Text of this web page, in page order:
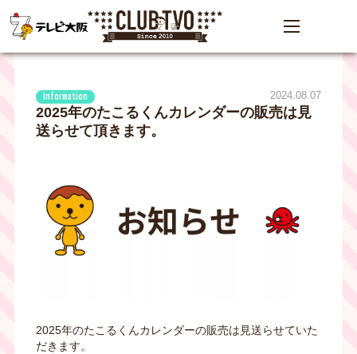
Information 2024.08.07
2025年のたこるくんカレンダーの販売は見
送らせて頂きます。
2025年のたこるくんカレンダーの販売は見送らせていた
だきます。